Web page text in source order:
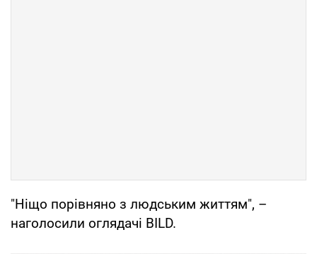
"Ніщо порівняно з людським життям", –
наголосили оглядачі BILD.